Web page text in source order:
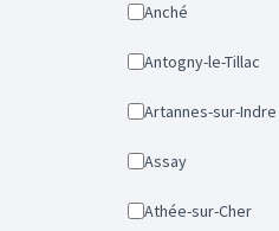
Anché
Antogny-le-Tillac
Artannes-sur-Indre
Assay
Athée-sur-Cher